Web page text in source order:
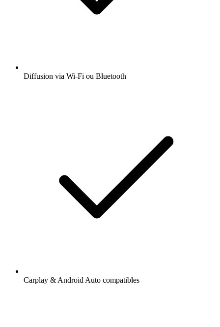
Diffusion via Wi-Fi ou Bluetooth
Carplay & Android Auto compatibles